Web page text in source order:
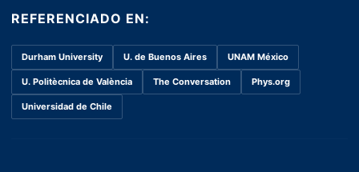
REFERENCIADO EN:
Durham University U. de Buenos Aires UNAM México
U. Politècnica de València The Conversation Phys.org
Universidad de Chile